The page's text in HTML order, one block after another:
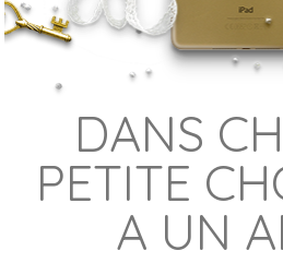
DANS
PETITE
A UN